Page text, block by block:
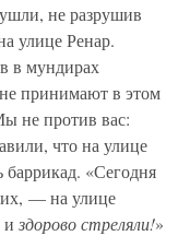
не разрушив
улице Ренар.
в мундирах
принимают в этом
не против вас:
что на улице
баррикад. «Сегодня
— на улице
и здорово стреляли!»